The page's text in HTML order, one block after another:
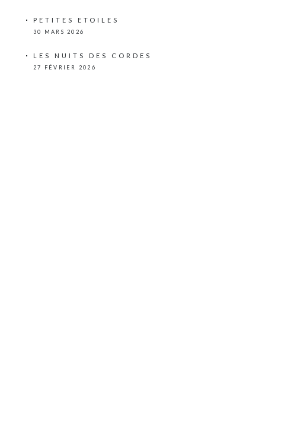
PETITES ETOILES
30 MARS 2026
LES NUITS DES CORDES
27 FÉVRIER 2026